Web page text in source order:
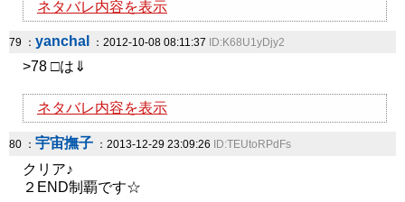
ネタバレ内容を表示
79 ： yanchal ：2012-10-08 08:11:37 ID:K68U1yDjy2
>78 □は⇓
ネタバレ内容を表示
80 ： 宇宙撫子 ：2013-12-29 23:09:26 ID:TEUtoRPdFs
クリア♪
２END制覇です☆